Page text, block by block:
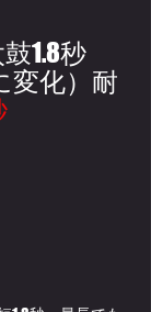
鼓1.8秒
化） 耐